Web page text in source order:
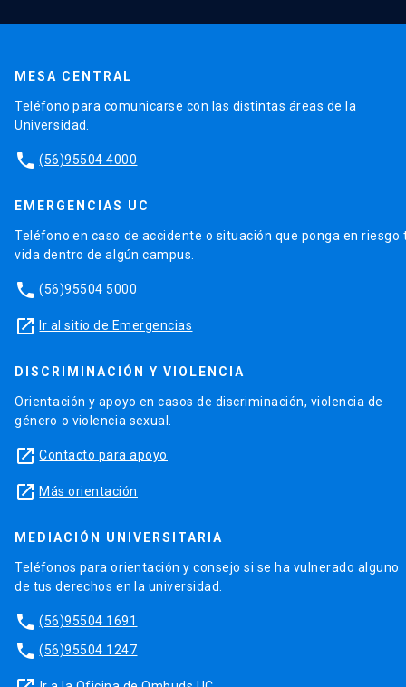
MESA CENTRAL
Teléfono para comunicarse con las distintas áreas de la
Universidad.
phone (56)95504 4000
EMERGENCIAS UC
Teléfono en caso de accidente o situación que ponga en riesgo
vida dentro de algún campus.
phone (56)95504 5000
launch Ir al sitio de Emergencias
DISCRIMINACIÓN Y VIOLENCIA
Orientación y apoyo en casos de discriminación, violencia de
género o violencia sexual.
launch Contacto para apoyo
launch Más orientación
MEDIACIÓN UNIVERSITARIA
Teléfonos para orientación y consejo si se ha vulnerado alguno
de tus derechos en la universidad.
phone (56)95504 1691
phone (56)95504 1247